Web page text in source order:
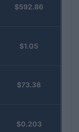
$592.86
$1.05
$73.38
$0.203